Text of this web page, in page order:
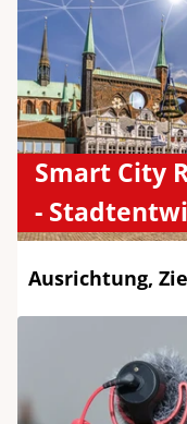
Smart City
-
Ausrichtung,